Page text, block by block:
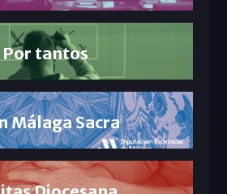
Por tantos
Málaga Sacra